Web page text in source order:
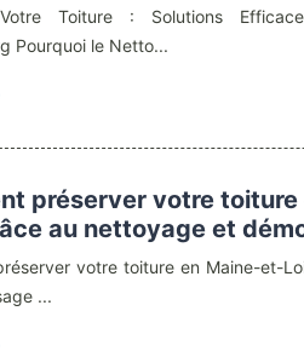
Toiture : Solutions
Pourquoi le Netto...
préserver votre
au nettoyage et
votre toiture en Maine-et-
...